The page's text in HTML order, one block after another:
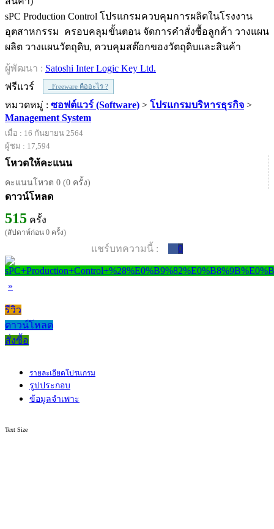
sPC Production Control โปรแกรมควบคุมการผลิตในโรงงาน
อุตสาหกรรม ครอบคลุมขั้นตอน จัดการคำสั่งซื้อลูกค้า วางแผน
ผลิต วางแผนวัตถุดิบ, ควบคุมสต๊อกของวัตถุดิบและสินค้า
ผู้พัฒนา : Satoshi Inter Logic Key Ltd.
ฟรีแวร์
Freeware คืออะไร ?
หมวดหมู่ : ซอฟต์แวร์ (Software) > โปรแกรมบริหารธุรกิจ >
Management System
เมื่อ : 16 กันยายน 2564
ผู้ชม : 17,594
โหวตให้คะแนน
คะแนนโหวต 0 (0 ครั้ง)
ดาวน์โหลด
515 ครั้ง
(สัปดาห์ก่อน 0 ครั้ง)
แชร์บทความนี้ : 0
»
รีวิว
ดาวน์โหลด
สั่งซื้อ
รายละเอียดโปรแกรม
รูปประกอบ
ข้อมูลจำเพาะ
Text Size